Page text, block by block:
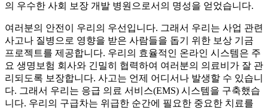
의 우수한 사회 보장 개발 병원으로서의 명성을 얻었습니다.
여러분의 안전이 우리의 우선입니다. 그래서 우리는 사업 관련
사고나 질병으로 영향을 받은 사람들을 돕기 위한 보상 기금
프로젝트를 제공합니다. 우리의 효율적인 온라인 시스템은 주
요 생명보험 회사와 긴밀히 협력하여 여러분의 의료비가 잘 관
리되도록 보장합니다. 사고는 언제 어디서나 발생할 수 있습니
다. 그래서 우리는 응급 의료 서비스(EMS) 시스템을 구축했습
니다. 우리의 구급차는 위급한 순간에 필요한 중요한 치료를